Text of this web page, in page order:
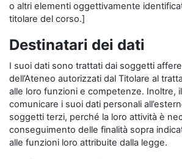
o altri elementi oggettivamente
titolare del corso.]
Destinatari dei dati
I suoi dati sono trattati dai soggetti
dell’Ateneo autorizzati dal Titolare al
alle loro funzioni e competenze. Inoltre,
comunicare i suoi dati personali
soggetti terzi, perché la loro attività è
conseguimento delle finalità sopra
alle funzioni loro attribuite dalla legge.